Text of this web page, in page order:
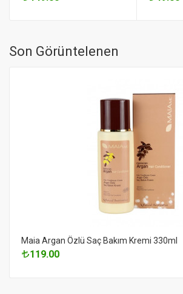
Son Görüntelenen
Maia Argan Özlü Saç Bakım Kremi 330ml
119.00